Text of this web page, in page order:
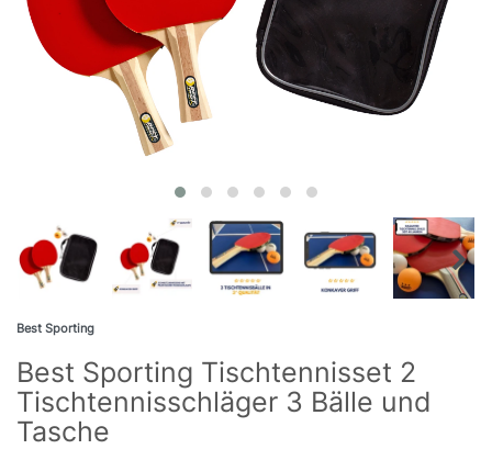
Best Sporting
Best Sporting Tischtennisset 2
Tischtennisschläger 3 Bälle und
Tasche